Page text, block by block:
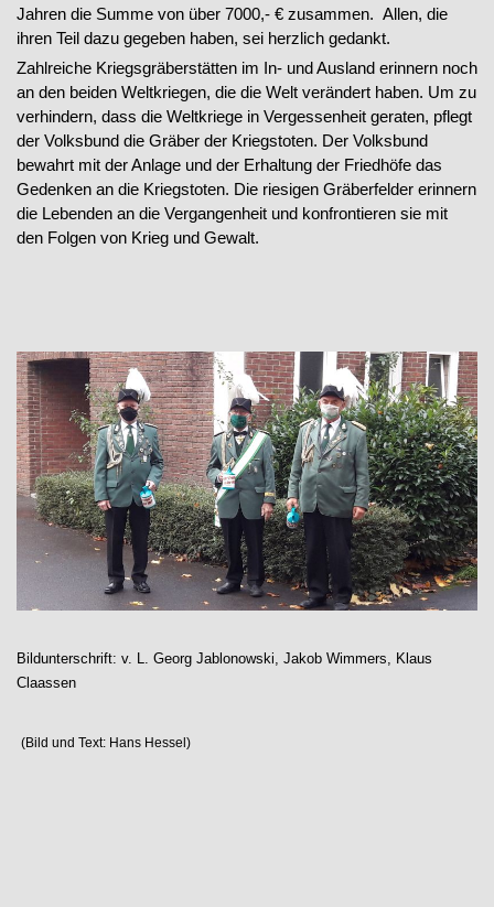
Jahren die Summe von über 7000,- € zusammen. Allen, die
ihren Teil dazu gegeben haben, sei herzlich gedankt.
Zahlreiche Kriegsgräberstätten im In- und Ausland erinnern noch
an den beiden Weltkriegen, die die Welt verändert haben. Um zu
verhindern, dass die Weltkriege in Vergessenheit geraten, pflegt
der Volksbund die Gräber der Kriegstoten. Der Volksbund
bewahrt mit der Anlage und der Erhaltung der Friedhöfe das
Gedenken an die Kriegstoten. Die riesigen Gräberfelder erinnern
die Lebenden an die Vergangenheit und konfrontieren sie mit
den Folgen von Krieg und Gewalt.
Bildunterschrift: v. L. Georg Jablonowski, Jakob Wimmers, Klaus
Claassen
(Bild und Text: Hans Hessel)